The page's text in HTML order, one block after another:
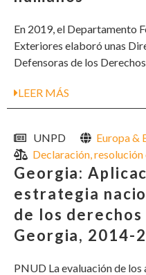
En 2019, el Departamento
Exteriores elaboró unas
Defensoras de los
LEER MÁS
UNPD Europa &
Declaración,
Georgia:
estrategia
de los derechos
Georgia, 2014-
PNUD La evaluación de